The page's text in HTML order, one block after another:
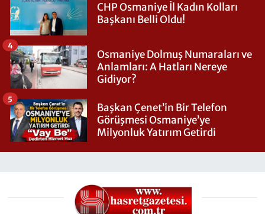
CHP Osmaniye İl Kadın Kolları
Başkanı Belli Oldu!
Osmaniye Dolmuş Numaraları ve
Anlamları: A Hatları Nereye
Gidiyor?
4
Başkan Çenet’in Bir Telefon
Görüşmesi Osmaniye’ye
Milyonluk Yatırım Getirdi
5